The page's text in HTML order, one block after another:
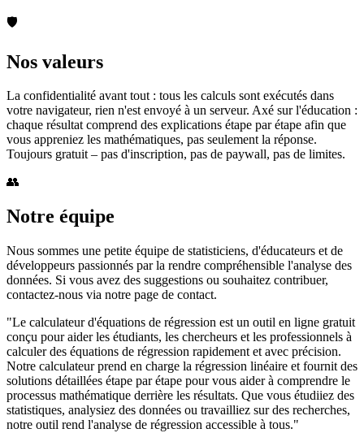
🛡️
Nos valeurs
La confidentialité avant tout : tous les calculs sont exécutés dans
votre navigateur, rien n'est envoyé à un serveur. Axé sur l'éducation :
chaque résultat comprend des explications étape par étape afin que
vous appreniez les mathématiques, pas seulement la réponse.
Toujours gratuit – pas d'inscription, pas de paywall, pas de limites.
👥
Notre équipe
Nous sommes une petite équipe de statisticiens, d'éducateurs et de
développeurs passionnés par la rendre compréhensible l'analyse des
données. Si vous avez des suggestions ou souhaitez contribuer,
contactez-nous via notre page de contact.
"Le calculateur d'équations de régression est un outil en ligne gratuit
conçu pour aider les étudiants, les chercheurs et les professionnels à
calculer des équations de régression rapidement et avec précision.
Notre calculateur prend en charge la régression linéaire et fournit des
solutions détaillées étape par étape pour vous aider à comprendre le
processus mathématique derrière les résultats. Que vous étudiiez des
statistiques, analysiez des données ou travailliez sur des recherches,
notre outil rend l'analyse de régression accessible à tous."